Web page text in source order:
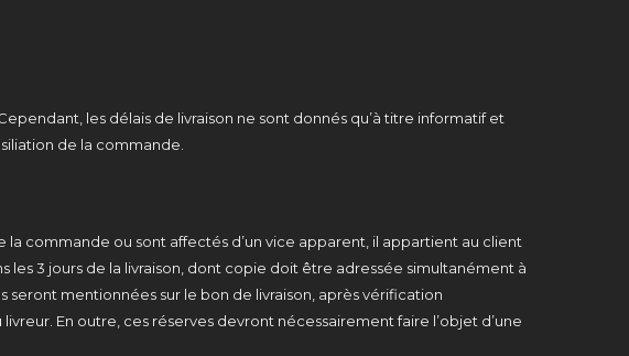
les délais de livraison ne sont donnés qu’à titre informatif et
de la commande.
commande ou sont affectés d’un vice apparent, il appartient au client
3 jours de la livraison, dont copie doit être adressée simultanément à
seront mentionnées sur le bon de livraison, après vérification
En outre, ces réserves devront nécessairement faire l’objet d’une